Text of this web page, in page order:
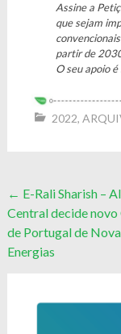
Assine a
que sejam
partir de
O seu apoio
2022,
Post
navigation
← E-Rali Sharish –
Central decide novo
de Portugal de
Energias